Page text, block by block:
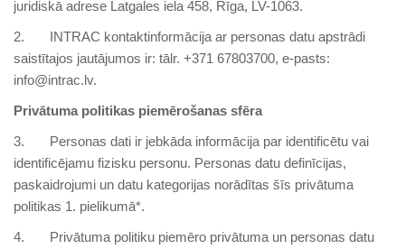
juridiskā adrese Latgales iela 458, Rīga, LV-1063.
2. INTRAC kontaktinformācija ar personas datu apstrādi
saistītajos jautājumos ir: tālr. +371 67803700, e-pasts:
info@intrac.lv.
Privātuma politikas piemērošanas sfēra
3. Personas dati ir jebkāda informācija par identificētu vai
identificējamu fizisku personu. Personas datu definīcijas,
paskaidrojumi un datu kategorijas norādītas šīs privātuma
politikas 1. pielikumā*.
4. Privātuma politiku piemēro privātuma un personas datu